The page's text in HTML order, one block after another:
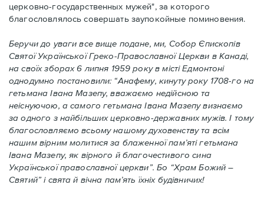
церковно-государственных мужей", за которого
благословлялось совершать заупокойные поминовения.
Беручи до уваги все вище подане, ми, Собор Єпископів
Святої Української Греко-Православної Церкви в Канаді,
на своїх зборах 6 липня 1959 року в місті Едмонтоні
однодумно постановили: “Анафему, кинуту року 1708-го на
гетьмана Івана Мазепу, вважаємо недійсною та
неіснуючою, а самого гетьмана Івана Мазепу визнаємо
за одного з найбільших церковно-державних мужів. І тому
благословляємо всьому нашому духовенству та всім
нашим вірним молитися за блаженної пам’яті гетьмана
Івана Мазепу, як вірного й благочестивого сина
Української православної церкви”. Бо “Храм Божий –
Святий” і свята й вічна пам’ять їхніх будівничих!